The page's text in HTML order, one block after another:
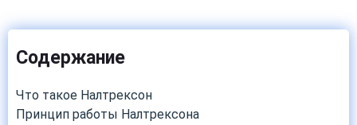
Содержание
Что такое Налтрексон
Принцип работы Налтрексона